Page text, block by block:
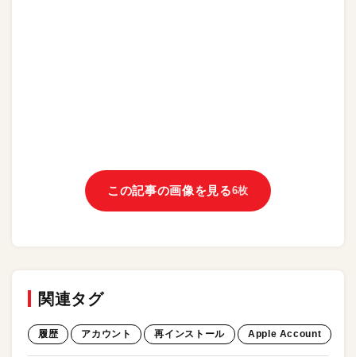
この記事の画像を見る6枚
関連タグ
履歴 アカウント 再インストール Apple Account